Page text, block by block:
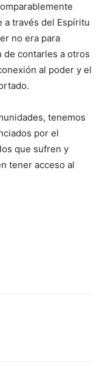
a través del Espíritu
no era para
de contarles a otros
al poder y el
tenemos
por el
que sufren y
tener acceso al